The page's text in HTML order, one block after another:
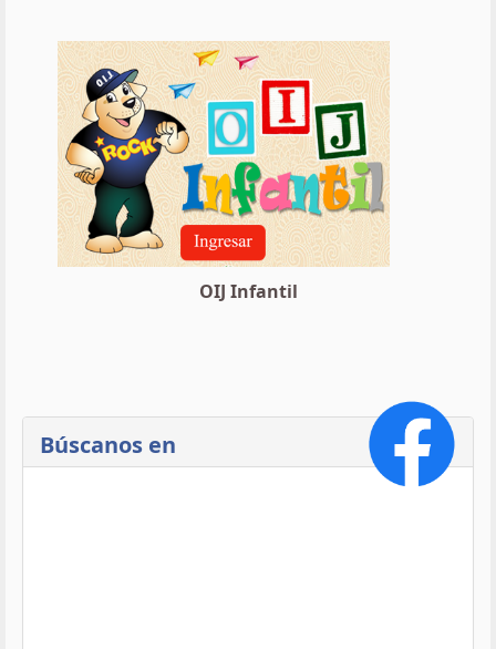
OIJ Infantil
Búscanos en